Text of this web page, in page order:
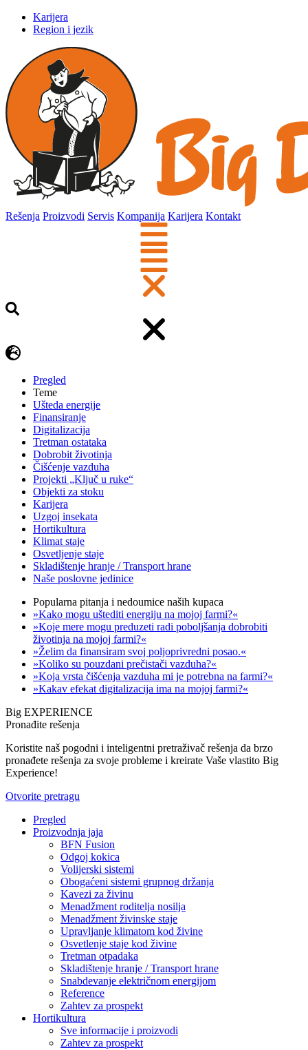
Karijera
Region i jezik
Rešenja Proizvodi Servis Kompanija Karijera Kontakt
Pregled
Teme
Ušteda energije
Finansiranje
Digitalizacija
Tretman ostataka
Dobrobit životinja
Čišćenje vazduha
Projekti „Ključ u ruke“
Objekti za stoku
Karijera
Uzgoj insekata
Hortikultura
Klimat staje
Osvetljenje staje
Skladištenje hranje / Transport hrane
Naše poslovne jedinice
Popularna pitanja i nedoumice naših kupaca
»Kako mogu uštediti energiju na mojoj farmi?«
»Koje mere mogu preduzeti radi poboljšanja dobrobiti
životinja na mojoj farmi?«
»Želim da finansiram svoj poljoprivredni posao.«
»Koliko su pouzdani prečistači vazduha?«
»Koja vrsta čišćenja vazduha mi je potrebna na farmi?«
»Kakav efekat digitalizacija ima na mojoj farmi?«
Big EXPERIENCE
Pronađite rešenja
Koristite naš pogodni i inteligentni pretraživač rešenja da brzo
pronađete rešenja za svoje probleme i kreirate Vaše vlastito Big
Experience!
Otvorite pretragu
Pregled
Proizvodnja jaja
BFN Fusion
Odgoj kokica
Volijerski sistemi
Obogaćeni sistemi grupnog držanja
Kavezi za živinu
Menadžment roditelja nosilja
Menadžment živinske staje
Upravljanje klimatom kod živine
Osvetlenje staje kod živine
Tretman otpadaka
Skladištenje hranje / Transport hrane
Snabdevanje električnom energijom
Reference
Zahtev za prospekt
Hortikultura
Sve informacije i proizvodi
Zahtev za prospekt